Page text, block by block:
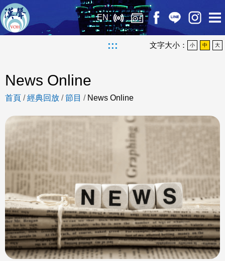
EN
::: 文字大小： 小 中 大
News Online
首頁 /經典回放 /節目 / News Online